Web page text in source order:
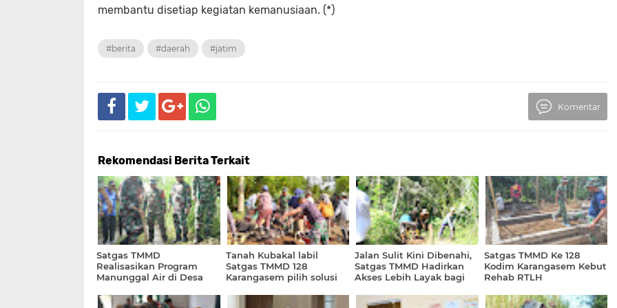
membantu disetiap kegiatan kemanusiaan. (*)
#berita #daerah #jatim
Komentar
Rekomendasi Berita Terkait
Satgas TMMD
Realisasikan Program
Manunggal Air di Desa
Tanah Kubakal labil
Satgas TMMD 128
Karangasem pilih solusi
Saluran Beton Cyclop
Jalan Sulit Kini Dibenahi,
Satgas TMMD Hadirkan
Akses Lebih Layak bagi
Satgas TMMD Ke 128
Kodim Karangasem Kebut
Rehab RTLH